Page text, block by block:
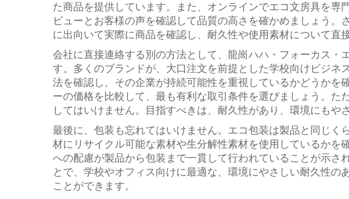
た商品を提供しています。また、オンラインでエコ文房具を専
ビューとお客様の声を確認して品質の高さを確かめましょう。
に出向いて実際に商品を確認し、耐久性や使用素材について直
会社に直接連絡する別の方法として、龍崗ハハ・フォーカス・
す。多くのブランドが、大口注文を前提とした学校向けビジネ
法を確認し、その企業が持続可能性を重視しているかどうかを
ーの価格を比較して、最も有利な取引条件を選びましょう。た
してはいけません。目指すべきは、耐久性があり、環境にもや
最後に、包装も忘れてはいけません。エコ包装は製品と同じく
材にリサイクル可能な素材や生分解性素材を使用しているかを
への配慮が製品から包装まで一貫して行われていることが示さ
とで、学校やオフィス向けに最適な、環境にやさしい耐久性の
ことができます。